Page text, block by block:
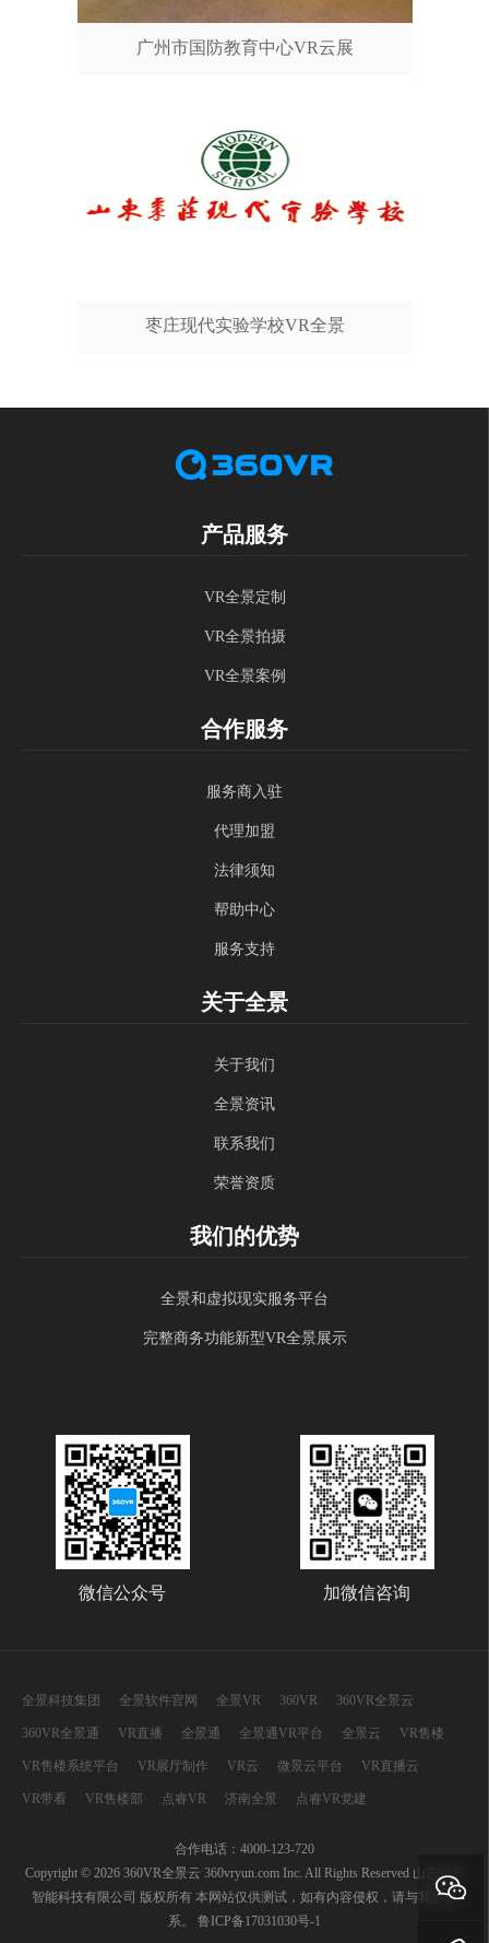
广州市国防教育中心VR云展
枣庄现代实验学校VR全景
产品服务
VR全景定制
VR全景拍摄
VR全景案例
合作服务
服务商入驻
代理加盟
法律须知
帮助中心
服务支持
关于全景
关于我们
全景资讯
联系我们
荣誉资质
我们的优势
全景和虚拟现实服务平台
完整商务功能新型VR全景展示
微信公众号 加微信咨询
全景科技集团 全景软件官网 全景VR 360VR 360VR全景云
360VR全景通 VR直播 全景通 全景通VR平台 全景云 VR售楼
VR售楼系统平台 VR展厅制作 VR云 微景云平台 VR直播云
VR带看 VR售楼部 点睿VR 济南全景 点睿VR党建
合作电话：4000-123-720
Copyright © 2026 360VR全景云 360vryun.com Inc. All Rights Reserved 山东全景
智能科技有限公司 版权所有 本网站仅供测试，如有内容侵权，请与我们联
系。 鲁ICP备17031030号-1